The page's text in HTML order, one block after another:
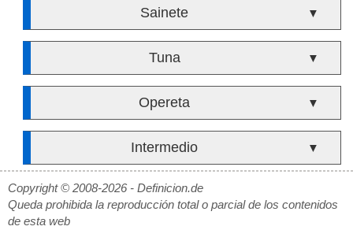
Sainete ▼
Tuna ▼
Opereta ▼
Intermedio ▼
Copyright © 2008-2026 - Definicion.de
Queda prohibida la reproducción total o parcial de los contenidos
de esta web